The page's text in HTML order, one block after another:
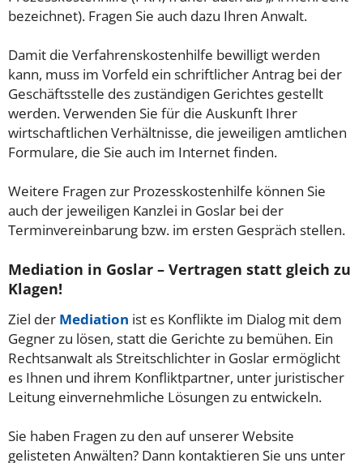
bezeichnet). Fragen Sie auch dazu Ihren Anwalt.
Damit die Verfahrenskostenhilfe bewilligt werden
kann, muss im Vorfeld ein schriftlicher Antrag bei der
Geschäftsstelle des zuständigen Gerichtes gestellt
werden. Verwenden Sie für die Auskunft Ihrer
wirtschaftlichen Verhältnisse, die jeweiligen amtlichen
Formulare, die Sie auch im Internet finden.
Weitere Fragen zur Prozesskostenhilfe können Sie
auch der jeweiligen Kanzlei in Goslar bei der
Terminvereinbarung bzw. im ersten Gespräch stellen.
Mediation in Goslar – Vertragen statt gleich zu
Klagen!
Ziel der Mediation ist es Konflikte im Dialog mit dem
Gegner zu lösen, statt die Gerichte zu bemühen. Ein
Rechtsanwalt als Streitschlichter in Goslar ermöglicht
es Ihnen und ihrem Konfliktpartner, unter juristischer
Leitung einvernehmliche Lösungen zu entwickeln.
Sie haben Fragen zu den auf unserer Website
gelisteten Anwälten? Dann kontaktieren Sie uns unter